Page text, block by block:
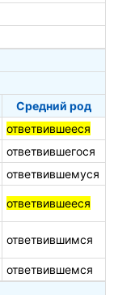
Средний род
ответвившееся
ответвившегося
ответвившемуся
ответвившееся
ответвившимся
ответвившемся